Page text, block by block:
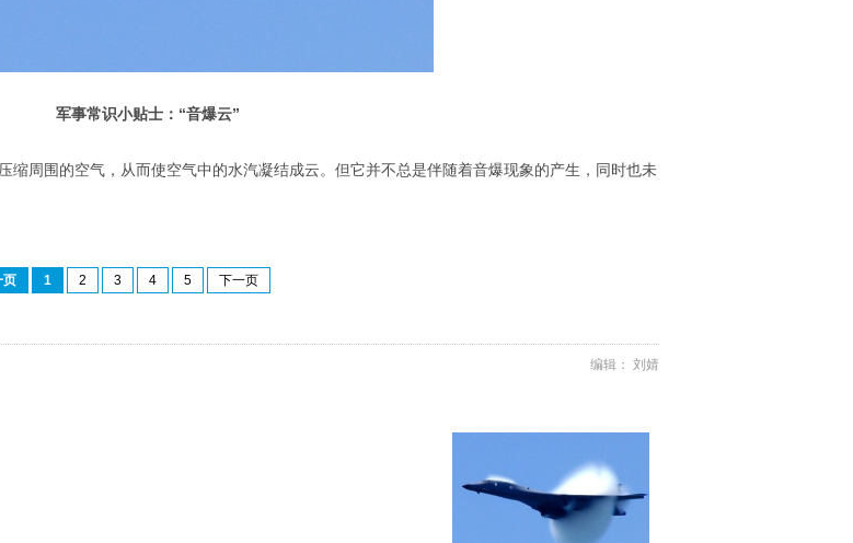
军事常识小贴士：“音爆云”
缩周围的空气，从而使空气中的水汽凝结成云。但它并不总是伴随着音爆现象的产生，同时也未
页 1 2 3 4 5 下一页
编辑： 刘婧